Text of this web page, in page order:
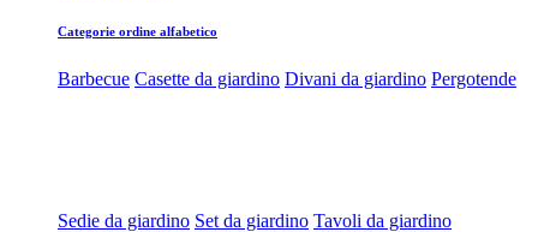
Categorie ordine alfabetico
Barbecue Casette da giardino Divani da giardino Pergotende
Sedie da giardino Set da giardino Tavoli da giardino